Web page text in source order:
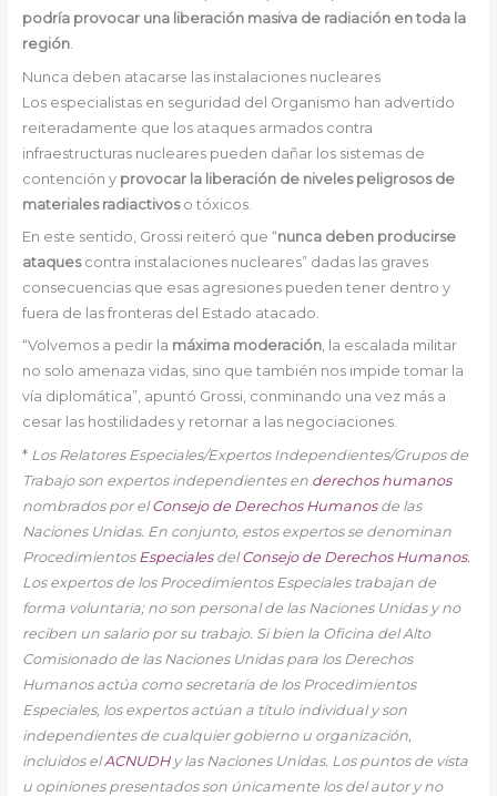
podría provocar una liberación masiva de radiación en toda la
región.
Nunca deben atacarse las instalaciones nucleares
Los especialistas en seguridad del Organismo han advertido
reiteradamente que los ataques armados contra
infraestructuras nucleares pueden dañar los sistemas de
contención y provocar la liberación de niveles peligrosos de
materiales radiactivoso tóxicos.
En este sentido, Grossi reiteró que “nunca deben producirse
ataquescontra instalaciones nucleares” dadas las graves
consecuencias que esas agresiones pueden tener dentro y
fuera de las fronteras del Estado atacado.
“Volvemos a pedir la máxima moderación, la escalada militar
no solo amenaza vidas, sino que también nos impide tomar la
vía diplomática”, apuntó Grossi, conminando una vez más a
cesar las hostilidades y retornar a las negociaciones.
* Los Relatores Especiales/Expertos Independientes/Grupos de
Trabajo son expertos independientes en derechos humanos
nombrados por elConsejo de Derechos Humanosde las
Naciones Unidas. En conjunto, estos expertos se denominan
ProcedimientosEspecialesdelConsejo de Derechos Humanos.
Los expertos de los Procedimientos Especiales trabajan de
forma voluntaria; no son personal de las Naciones Unidas y no
reciben un salario por su trabajo. Si bien la Oficina del Alto
Comisionado de las Naciones Unidas para los Derechos
Humanos actúa como secretaría de los Procedimientos
Especiales, los expertos actúan a título individual y son
independientes de cualquier gobierno u organización,
incluidos elACNUDHy las Naciones Unidas. Los puntos de vista
u opiniones presentados son únicamente los del autor y no